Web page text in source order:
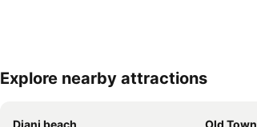
Explore nearby attractions
Diani beach Old Town